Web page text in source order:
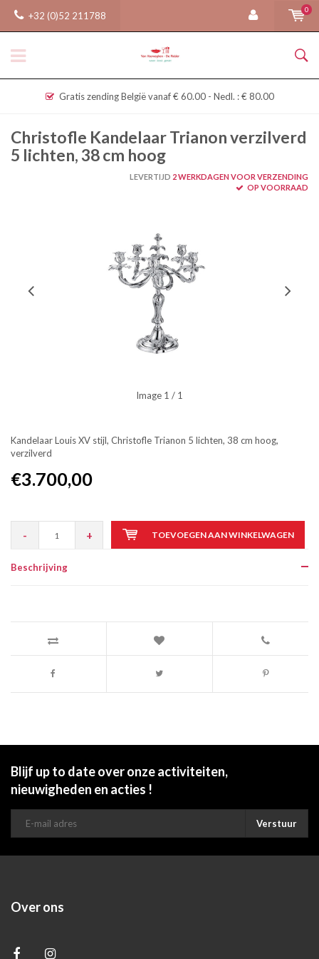
+32 (0)52 211788
0
Gratis zending België vanaf € 60.00 - Nedl. : € 80.00
Christofle Kandelaar Trianon verzilverd
5 lichten, 38 cm hoog
LEVERTIJD 2 WERKDAGEN VOOR VERZENDING
OP VOORRAAD
Image 1 / 1
Kandelaar Louis XV stijl, Christofle Trianon 5 lichten, 38 cm hoog,
verzilverd
€3.700,00
- + TOEVOEGEN AAN WINKELWAGEN
Beschrijving
Blijf up to date over onze activiteiten,
nieuwigheden en acties !
Verstuur
Over ons